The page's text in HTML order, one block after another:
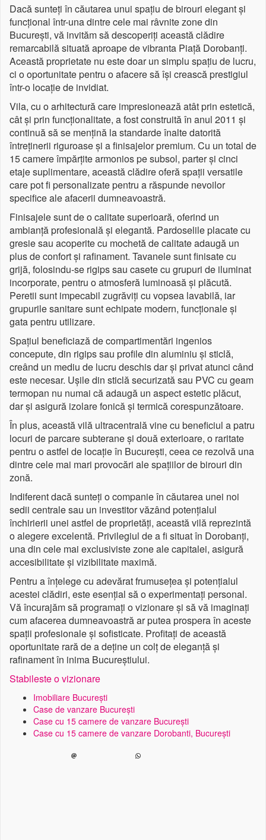
Dacă sunteți în căutarea unui spațiu de birouri elegant și
funcțional într-una dintre cele mai râvnite zone din
București, vă invităm să descoperiți această clădire
remarcabilă situată aproape de vibranta Piață Dorobanți.
Această proprietate nu este doar un simplu spațiu de lucru,
ci o oportunitate pentru o afacere să își crească prestigiul
într-o locație de invidiat.
Vila, cu o arhitectură care impresionează atât prin estetică,
cât și prin funcționalitate, a fost construită în anul 2011 și
continuă să se mențină la standarde înalte datorită
întreținerii riguroase și a finisajelor premium. Cu un total de
15 camere împărțite armonios pe subsol, parter și cinci
etaje suplimentare, această clădire oferă spații versatile
care pot fi personalizate pentru a răspunde nevoilor
specifice ale afacerii dumneavoastră.
Finisajele sunt de o calitate superioară, oferind un
ambianță profesională și elegantă. Pardoselile placate cu
gresie sau acoperite cu mochetă de calitate adaugă un
plus de confort și rafinament. Tavanele sunt finisate cu
grijă, folosindu-se rigips sau casete cu grupuri de iluminat
incorporate, pentru o atmosferă luminoasă și plăcută.
Peretii sunt impecabil zugrăviți cu vopsea lavabilă, iar
grupurile sanitare sunt echipate modern, funcționale și
gata pentru utilizare.
Spațiul beneficiază de compartimentări ingenios
concepute, din rigips sau profile din aluminiu și sticlă,
creând un mediu de lucru deschis dar și privat atunci când
este necesar. Ușile din sticlă securizată sau PVC cu geam
termopan nu numai că adaugă un aspect estetic plăcut,
dar și asigură izolare fonică și termică corespunzătoare.
În plus, această vilă ultracentrală vine cu beneficiul a patru
locuri de parcare subterane și două exterioare, o raritate
pentru o astfel de locație în București, ceea ce rezolvă una
dintre cele mai mari provocări ale spațiilor de birouri din
zonă.
Indiferent dacă sunteți o companie în căutarea unei noi
sedii centrale sau un investitor văzând potențialul
închirierii unei astfel de proprietăți, această vilă reprezintă
o alegere excelentă. Privilegiul de a fi situat în Dorobanți,
una din cele mai exclusiviste zone ale capitalei, asigură
accesibilitate și vizibilitate maximă.
Pentru a înțelege cu adevărat frumusețea și potențialul
acestei clădiri, este esențial să o experimentați personal.
Vă încurajăm să programați o vizionare și să vă imaginați
cum afacerea dumneavoastră ar putea prospera în aceste
spații profesionale și sofisticate. Profitați de această
oportunitate rară de a deține un colț de eleganță și
rafinament în inima Bucureștiului.
Stabileste o vizionare
Imobiliare București
Case de vanzare București
Case cu 15 camere de vanzare București
Case cu 15 camere de vanzare Dorobanti, București